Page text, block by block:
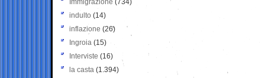
Immigrazione (734)
indulto (14)
inflazione (26)
Ingroia (15)
Interviste (16)
la casta (1.394)